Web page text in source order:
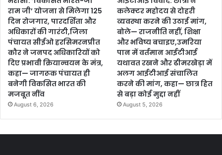
राम जी’ योजना से मिलेगा 125
दिन रोजगार, पारदर्शिता और
अधिकारों की गारंटी,जिला
पंचायत सीईओ हरसिमरनप्रीत
कौर ने जनपद अधिकारियों को
दिए प्रभावी क्रियान्वयन के मंत्र,
कहा— जागरूक पंचायत ही
बनेगी विकसित भारत की
मजबूत नींव
August 6, 2026
कलेक्टर महोदय से दोहरी
व्यवस्था करने की उठाई मांग,
बोले— राजनीति नहीं, शिक्षा
और भविष्य बचाइए,उमरिया
पान में वर्तमान आईटीआई
यथावत रखने और ढीमरखेड़ा में
अलग आईटीआई संचालित
करने की मांग, कहा— छात्र हित
से बड़ा कोई मुद्दा नहीं
August 5, 2026